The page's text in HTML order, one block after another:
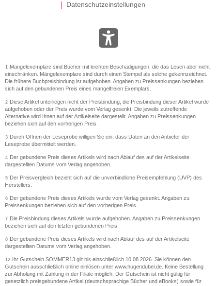
Datenschutzeinstellungen
1
Mängelexemplare sind Bücher mit leichten Beschädigungen, die das Lesen aber nicht
einschränken. Mängelexemplare sind durch einen Stempel als solche gekennzeichnet.
Die frühere Buchpreisbindung ist aufgehoben. Angaben zu Preissenkungen beziehen
sich auf den gebundenen Preis eines mangelfreien Exemplars.
2 Diese Artikel unterliegen nicht der Preisbindung, die Preisbindung dieser Artikel wurde
aufgehoben oder der Preis wurde vom Verlag gesenkt. Die jeweils zutreffende
Alternative wird Ihnen auf der Artikelseite dargestellt. Angaben zu Preissenkungen
beziehen sich auf den vorherigen Preis.
3 Durch Öffnen der Leseprobe willigen Sie ein, dass Daten an den Anbieter der
Leseprobe übermittelt werden.
4 Der gebundene Preis dieses Artikels wird nach Ablauf des auf der Artikelseite
dargestellten Datums vom Verlag angehoben.
5 Der Preisvergleich bezieht sich auf die unverbindliche Preisempfehlung (UVP) des
Herstellers.
6 Der gebundene Preis dieses Artikels wurde vom Verlag gesenkt. Angaben zu
Preissenkungen beziehen sich auf den vorherigen Preis.
7 Die Preisbindung dieses Artikels wurde aufgehoben. Angaben zu Preissenkungen
beziehen sich auf den letzten gebundenen Preis.
8 Der gebundene Preis dieses Artikels wird nach Ablauf des auf der Artikelseite
dargestellten Datums vom Verlag angehoben.
12 Ihr Gutschein SOMMER13 gilt bis einschließlich 10.08.2026. Sie können den
Gutschein ausschließlich online einlösen unter www.hugendubel.de. Keine Bestellung
zur Abholung mit Zahlung in der Filiale möglich. Der Gutschein ist nicht gültig für
gesetzlich preisgebundene Artikel (deutschsprachige Bücher und eBooks) sowie für